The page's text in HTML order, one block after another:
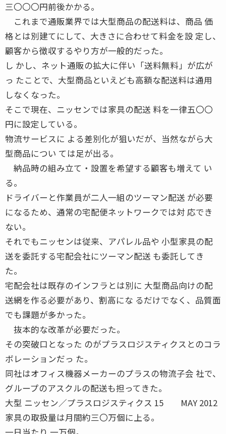
三〇〇〇円前後かかる。
これまで通販業界では大型商品の配送料は、商品 価
格とは別建てにして、大きさに合わせて料金を設 定し、
顧客から徴収するやり方が一般的だった。
し かし、ネット通販の拡大に伴い「送料無料」が広が
っ たことで、大型商品といえども高額な配送料は通用
しなくなった。
そこで現在、ニッセンでは家具の配送 料を一律五〇〇
円に設定している。
物流サービスに よる差別化が狙いだが、当然ながら大
型商品につい ては足が出る。
納品時の組み立て・設置を希望する顧客も増えて い
る。
ドライバーと作業員が二人一組のツーマン配送 が必要
になるため、通常の宅配便ネットワークでは対 応でき
ない。
それでもニッセンは従来、アパレル品や 小型家具の配
送を委託する宅配会社にツーマン配送 も委託してき
た。
宅配会社は既存のインフラとは別に 大型商品向けの配
送網を作る必要があり、割高にな るだけでなく、品質面
でも課題が多かった。
抜本的な改革が必要だった。
その突破口となった のがプラスロジスティクスとのコラ
ボレーションだっ た。
同社はオフィス機器メーカーのプラスの物流子会 社で、
グループのアスクルの配送も担ってきた。
大型 ニッセン／プラスロジスティクス 15 MAY 2012
家具の取扱量は月間約三〇万個に上る。